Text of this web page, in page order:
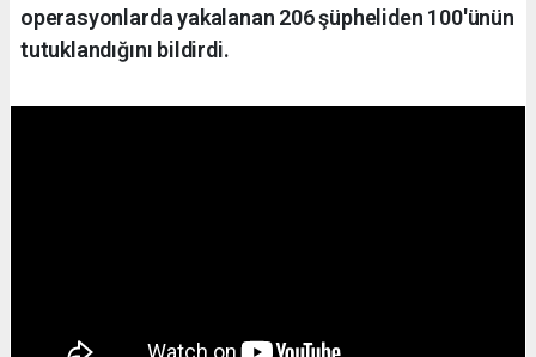
operasyonlarda yakalanan 206 şüpheliden 100'ünün
tutuklandığını bildirdi.